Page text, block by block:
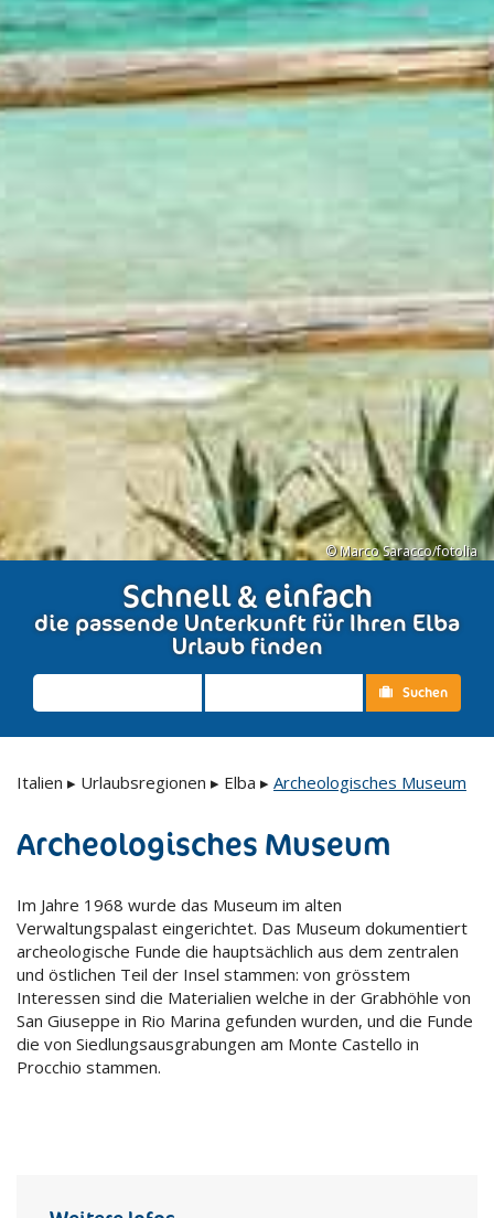
© Marco Saracco/fotolia
Schnell & einfach
die passende Unterkunft für Ihren Elba
Urlaub finden
Suchen
Italien ▸ Urlaubsregionen ▸ Elba ▸ Archeologisches Museum
Archeologisches Museum
Im Jahre 1968 wurde das Museum im alten
Verwaltungspalast eingerichtet. Das Museum dokumentiert
archeologische Funde die hauptsächlich aus dem zentralen
und östlichen Teil der Insel stammen: von grösstem
Interessen sind die Materialien welche in der Grabhöhle von
San Giuseppe in Rio Marina gefunden wurden, und die Funde
die von Siedlungsausgrabungen am Monte Castello in
Procchio stammen.